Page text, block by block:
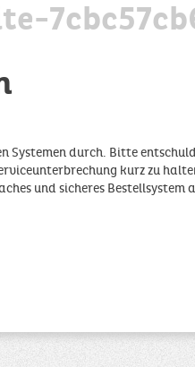
Systemen durch. Bitte
kurz zu
und sicheres Bestellsystem